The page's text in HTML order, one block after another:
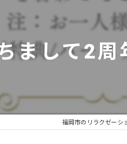
まして2
福岡市のリラクゼーシ